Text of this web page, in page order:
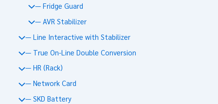
— Fridge Guard
— AVR Stabilizer
— Line Interactive with Stabilizer
— True On-Line Double Conversion
— HR (Rack)
— Network Card
— SKD Battery